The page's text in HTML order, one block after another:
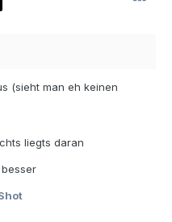
(sieht man eh keinen
liegts daran